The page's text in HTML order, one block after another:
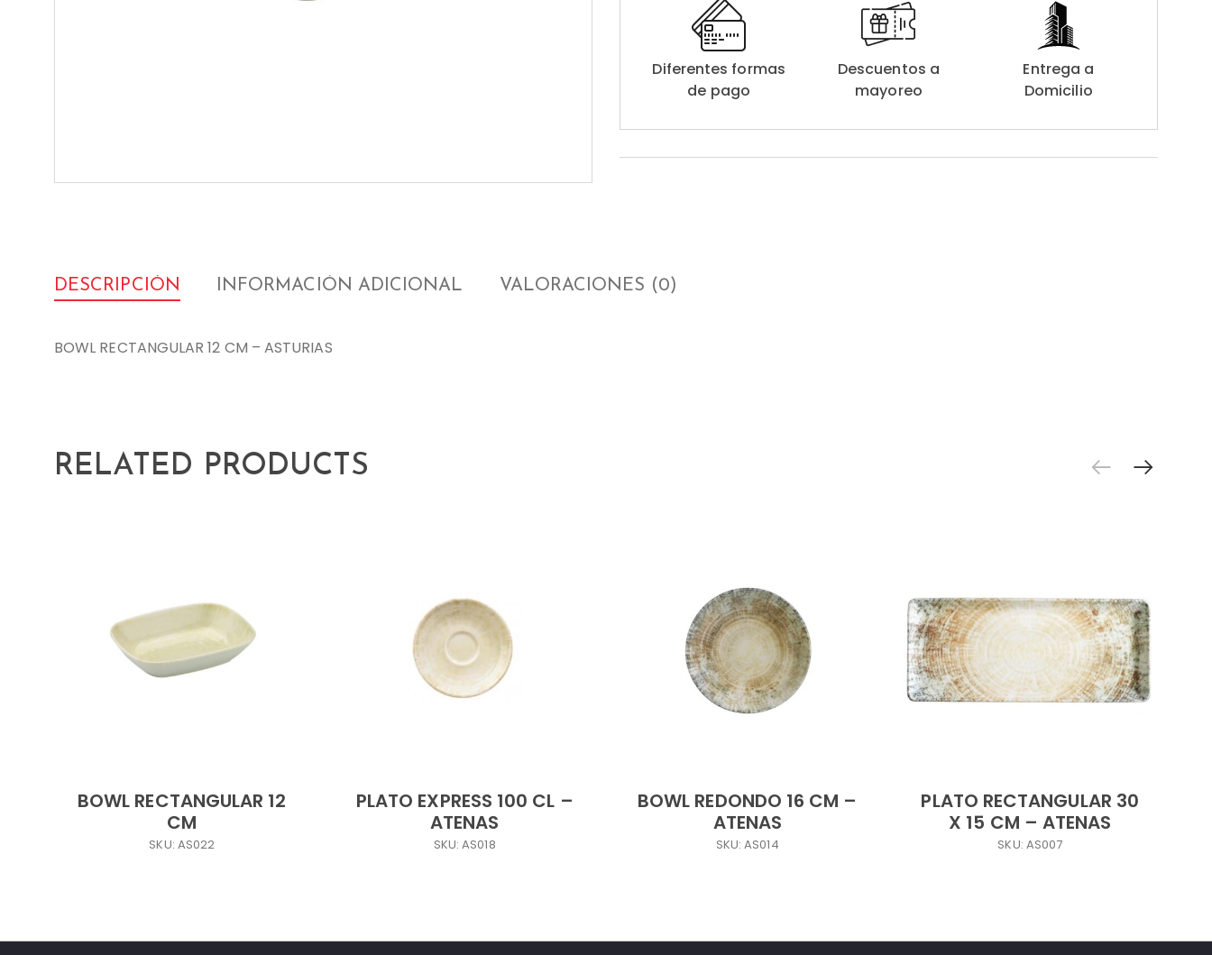
Diferentes formas
de pago
Descuentos a
mayoreo
Entrega a
Domicilio
DESCRIPCIÓN INFORMACIÓN ADICIONAL VALORACIONES (0)
BOWL RECTANGULAR 12 CM – ASTURIAS
RELATED PRODUCTS
BOWL RECTANGULAR 12
CM
SKU: AS022
PLATO EXPRESS 100 CL –
ATENAS
SKU: AS018
BOWL REDONDO 16 CM –
ATENAS
SKU: AS014
PLATO RECTANGULAR 30
X 15 CM – ATENAS
SKU: AS007